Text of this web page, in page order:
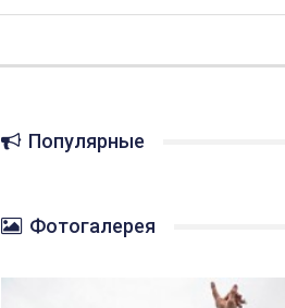
Популярные
Фотогалерея